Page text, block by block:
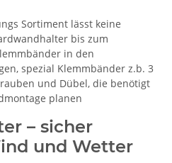
Sortiment lässt keine
bis zum
in den
spezial Klemmbänder z.b. 3
und Dübel, die benötigt
planen
– sicher
und Wetter